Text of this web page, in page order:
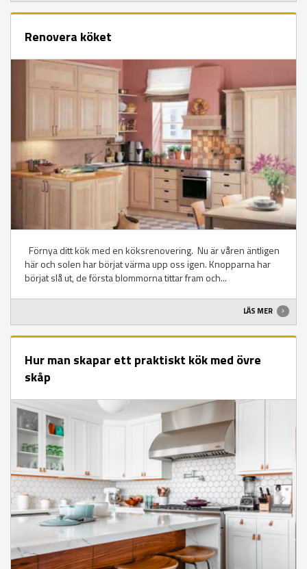
Renovera köket
Förnya ditt kök med en köksrenovering. Nu är våren äntligen
här och solen har börjat värma upp oss igen. Knopparna har
börjat slå ut, de första blommorna tittar fram och...
LÄS MER
Hur man skapar ett praktiskt kök med övre
skåp